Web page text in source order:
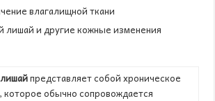
влагалищной ткани
лишай и другие кожные изменения
представляет собой хроническое
которое обычно сопровождается